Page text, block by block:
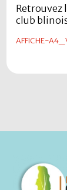
Retrouvez
club
AFFICHE-